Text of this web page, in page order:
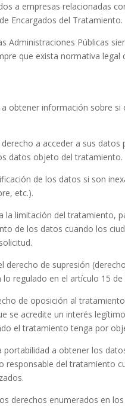
a empresas relacionadas
Encargados del Tratamiento.
Administraciones Públicas
que exista normativa legal
obtener información sobre
a acceder a sus
datos objeto del tratamiento.
de los datos si son
etc.).
la limitación del tratamiento,
de los datos cuando los
derecho de supresión
lo regulado en el artículo 15 de
de oposición al
se acredite un interés
el tratamiento tenga por
portabilidad a obtener los
responsable del tratamiento
derechos enumerados en